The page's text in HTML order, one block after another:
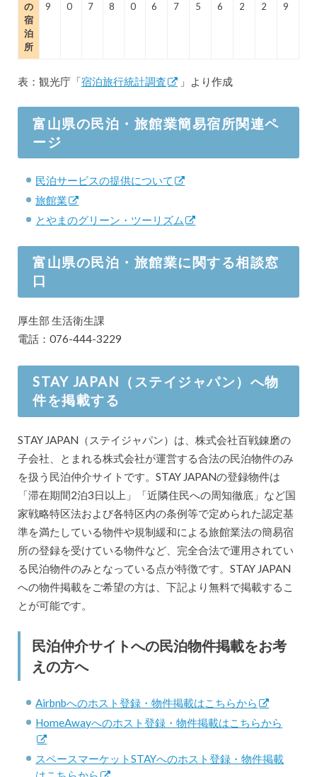
の
宿
泊
所
9
0
7
8
0
6
7
5
6
2
2
9
表：観光庁「宿泊旅行統計調査 」より作成
富山県の民泊・旅館業簡易宿所関連ペ
ージ
民泊サービスの提供について
旅館業
とやまのグリーン・ツーリズム
富山県の民泊・旅館業に関する相談窓
口
厚生部 生活衛生課
電話：076-444-3229
STAY JAPAN（ステイジャパン）へ物
件を掲載する
STAY JAPAN（ステイジャパン）は、株式会社百戦錬磨の
子会社、とまれる株式会社が運営する合法の民泊物件のみ
を扱う民泊仲介サイトです。STAY JAPANの登録物件は
「滞在期間2泊3日以上」「近隣住民への周知徹底」など国
家戦略特区法および各特区内の条例等で定められた認定基
準を満たしている物件や規制緩和による旅館業法の簡易宿
所の登録を受けている物件など、完全合法で運用されてい
る民泊物件のみとなっている点が特徴です。STAY JAPAN
への物件掲載をご希望の方は、下記より無料で掲載するこ
とが可能です。
民泊仲介サイトへの民泊物件掲載をお考
えの方へ
Airbnbへのホスト登録・物件掲載はこちらから
HomeAwayへのホスト登録・物件掲載はこちらから
スペースマーケットSTAYへのホスト登録・物件掲載